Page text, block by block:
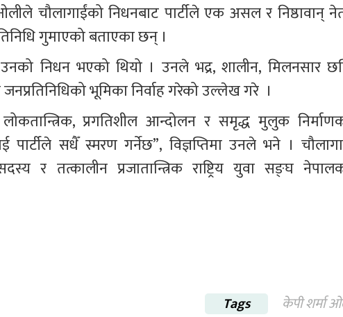
चौलागाईंको निधनबाट पार्टीले एक असल र निष्ठावान्
गुमाएको बताएका छन् ।
निधन भएको थियो । उनले भद्र, शालीन, मिलनसार
भूमिका निर्वाह गरेको उल्लेख गरे  ।
प्रगतिशील आन्दोलन र समृद्ध मुलुक
पार्टीले सधैँ स्मरण गर्नेछ”, विज्ञप्तिमा उनले भने ।
र तत्कालीन प्रजातान्त्रिक राष्ट्रिय युवा सङ्घ
Tags केपी शर्मा